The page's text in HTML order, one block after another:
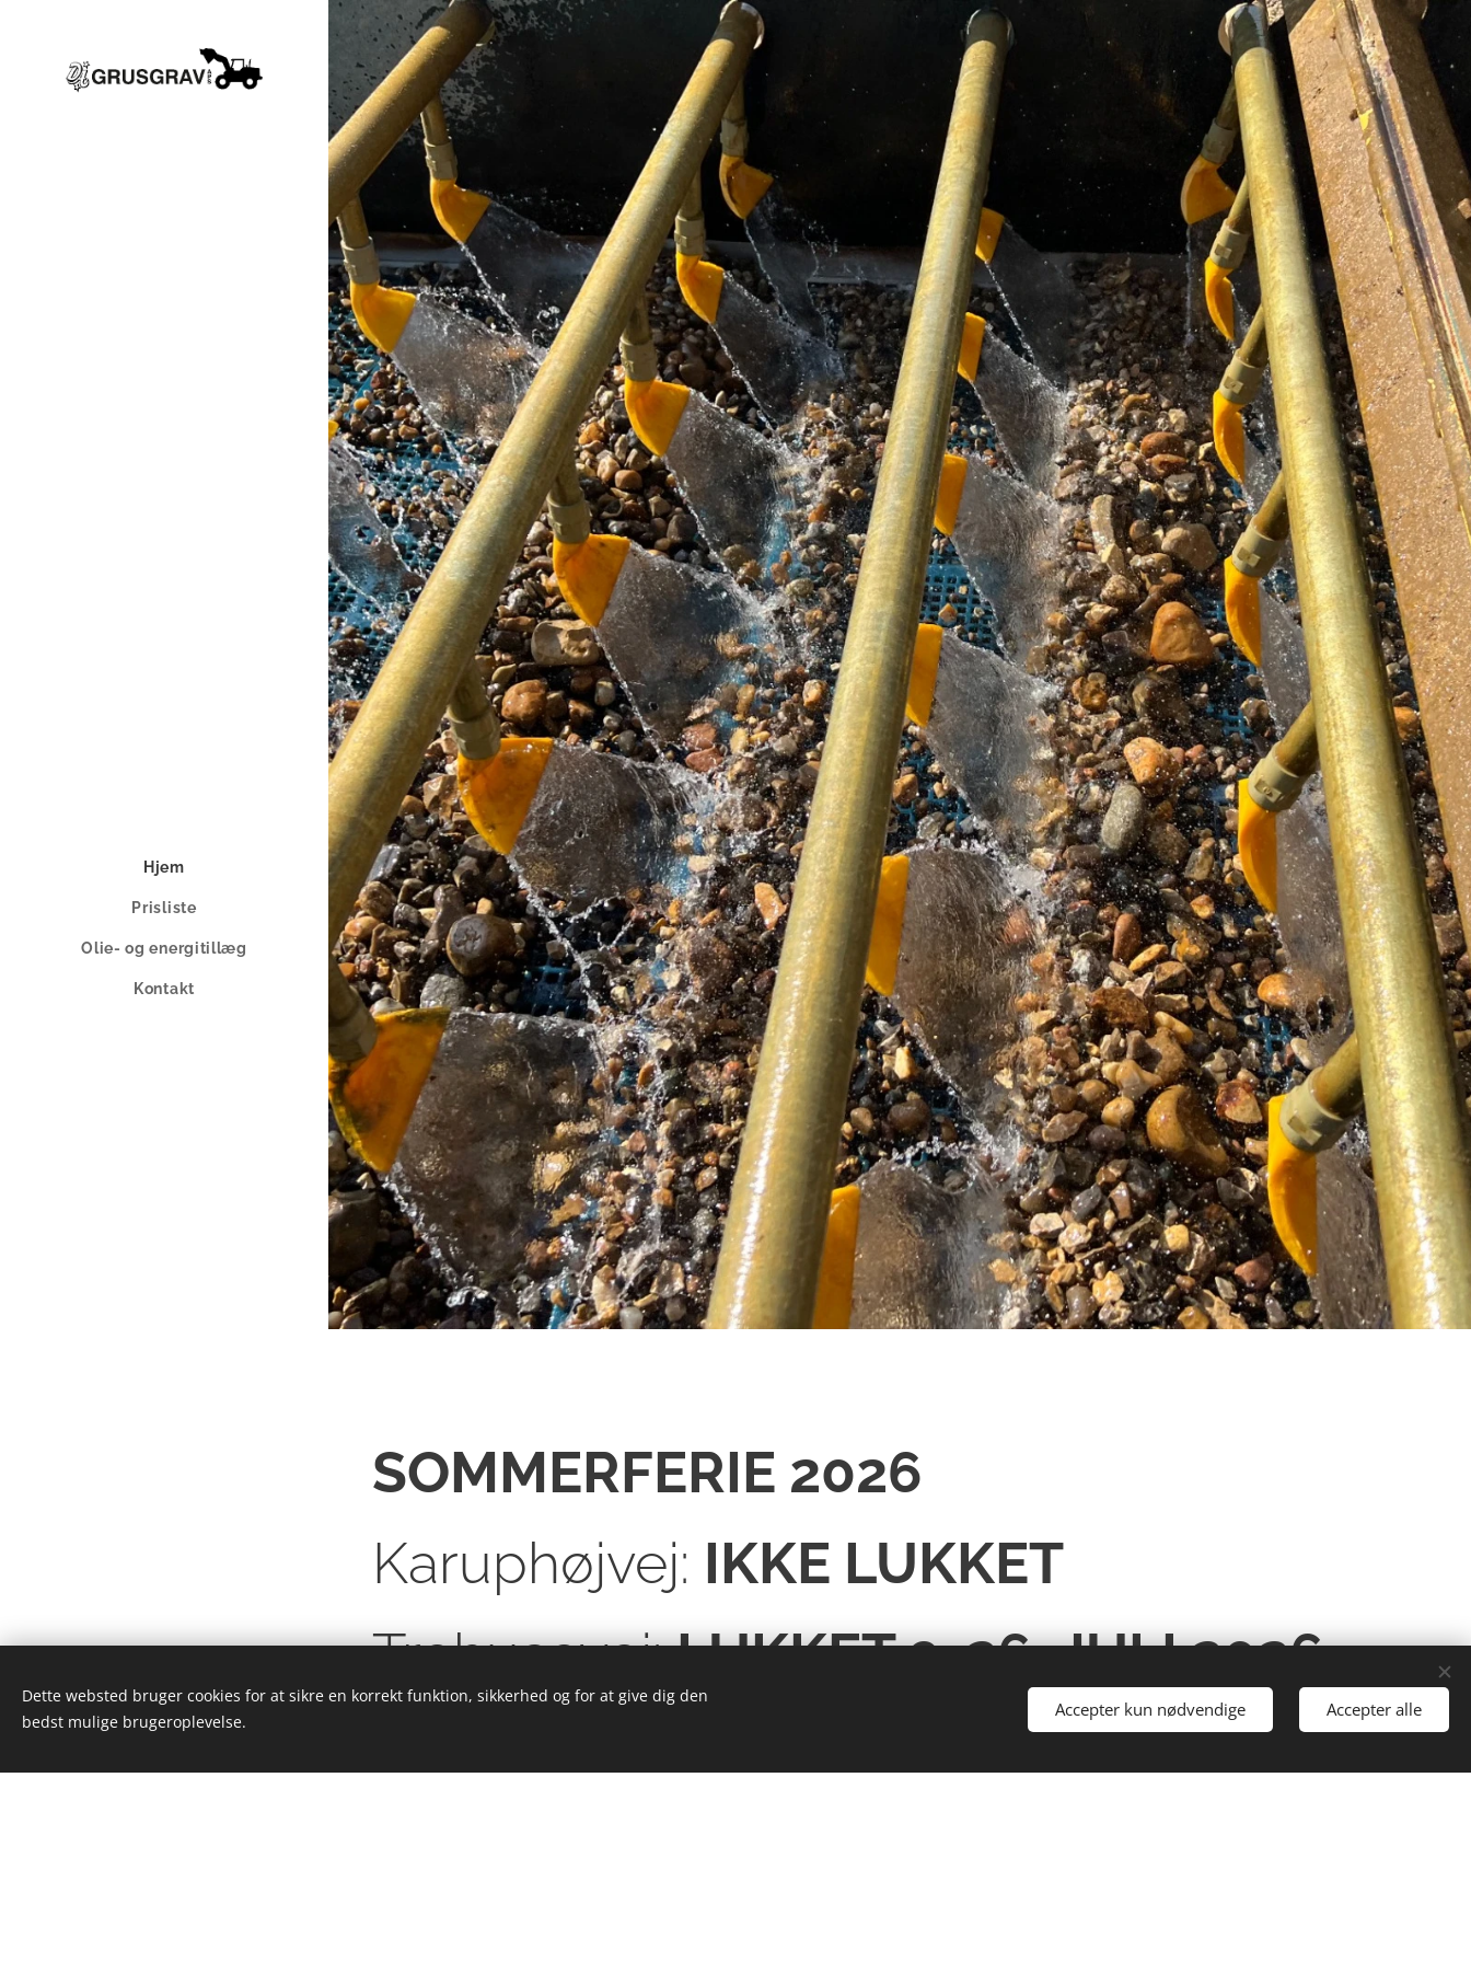
Hjem
Prisliste
Olie- og energitillæg
Kontakt
SOMMERFERIE 2026
Karuphøjvej: IKKE LUKKET
Trehusevej:LUKKET 9-26. JULI 2026
Nørrevangsvej 6 - 8620 Kjellerup
Cookies
Dette websted bruger cookies for at sikre en korrekt funktion, sikkerhed og for at give dig den
bedst mulige brugeroplevelse.
Accepter kun nødvendige Accepter alle